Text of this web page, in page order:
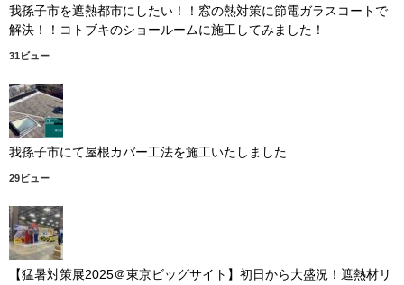
我孫子市を遮熱都市にしたい！！窓の熱対策に節電ガラスコートで
解決！！コトブキのショールームに施工してみました！
31ビュー
我孫子市にて屋根カバー工法を施工いたしました
29ビュー
【猛暑対策展2025＠東京ビッグサイト】初日から大盛況！遮熱材リ